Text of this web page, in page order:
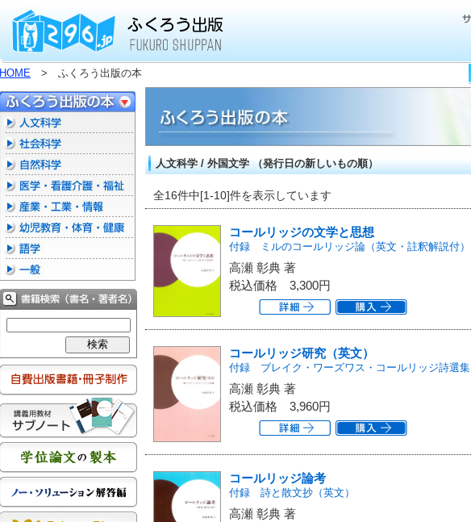
HOME > ふくろう出版の本
人文科学 / 外国文学 （発行日の新しいもの順）
全16件中[1-10]件を表示しています
コールリッジの文学と思想
付録 ミルのコールリッジ論（英文・註釈解説付）
高瀬 彰典 著
税込価格 3,300円
コールリッジ研究（英文）
付録 ブレイク・ワーズワス・コールリッジ詩選集
高瀬 彰典 著
税込価格 3,960円
コールリッジ論考
付録 詩と散文抄（英文）
高瀬 彰典 著